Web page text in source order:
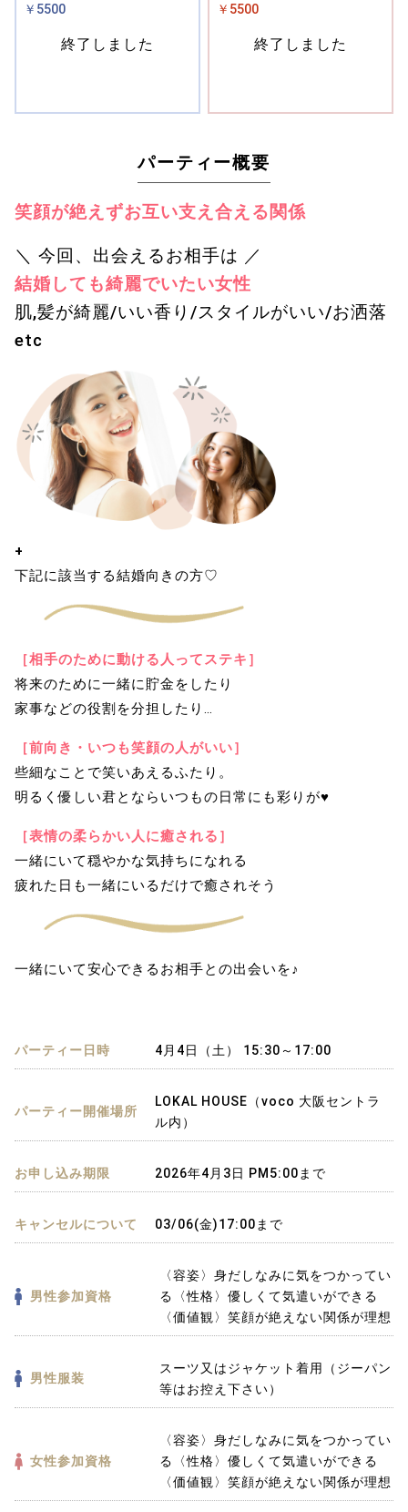
￥5500
終了しました
￥5500
終了しました
パーティー概要
笑顔が絶えずお互い支え合える関係
＼ 今回、出会えるお相手は ／
結婚しても綺麗でいたい女性
肌,髪が綺麗/いい香り/スタイルがいい/お洒落
etc
+
下記に該当する結婚向きの方♡
［相手のために動ける人ってステキ］
将来のために一緒に貯金をしたり
家事などの役割を分担したり…
［前向き・いつも笑顔の人がいい］
些細なことで笑いあえるふたり。
明るく優しい君とならいつもの日常にも彩りが♥
［表情の柔らかい人に癒される ］
一緒にいて穏やかな気持ちになれる
疲れた日も一緒にいるだけで癒されそう
一緒にいて安心できるお相手との出会いを♪
パーティー日時 4月4日（土） 15:30～17:00
パーティー開催場所
LOKAL HOUSE（voco 大阪セントラ
ル内）
お申し込み期限 2026年4月3日 PM5:00まで
キャンセルについて 03/06(金)17:00まで
男性参加資格
〈容姿〉身だしなみに気をつかってい
る〈性格〉優しくて気遣いができる
〈価値観〉笑顔が絶えない関係が理想
男性服装
スーツ又はジャケット着用（ジーパン
等はお控え下さい）
女性参加資格
〈容姿〉身だしなみに気をつかってい
る〈性格〉優しくて気遣いができる
〈価値観〉笑顔が絶えない関係が理想